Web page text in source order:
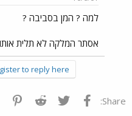
למה ? המן בסביבה ?
אסתר המלקה לא תלית
to reply here.
Share: פייסבוק Twitter
Reddit